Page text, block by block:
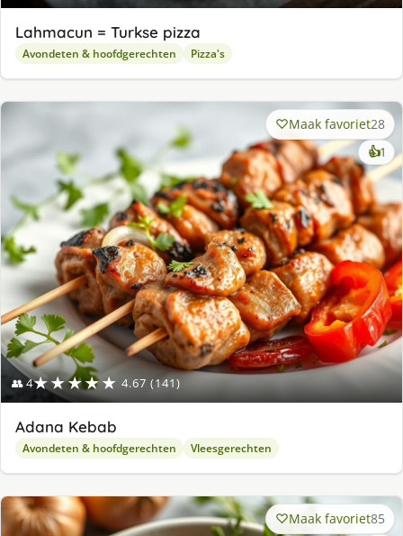
Lahmacun = Turkse pizza
Avondeten & hoofdgerechten Pizza's
👥 4★★★★★ 4.67 (141)
Maak favoriet28
👍1
Adana Kebab
Avondeten & hoofdgerechten Vleesgerechten
Maak favoriet85